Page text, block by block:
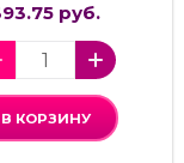
руб.
В КОРЗИНУ